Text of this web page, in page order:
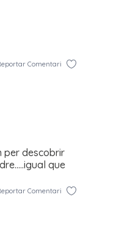
Comentari
per descobrir
que
Comentari